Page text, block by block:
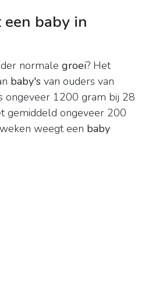
baby in
normale groei? Het
baby's van ouders van
ongeveer 1200 gram bij 28
gemiddeld ongeveer 200
weegt een baby